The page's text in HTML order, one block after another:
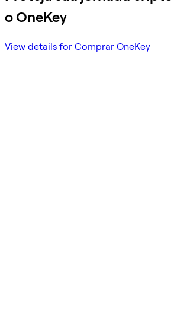
o OneKey
View details for Comprar OneKey